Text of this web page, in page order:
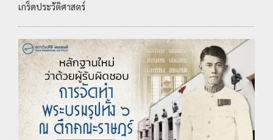
เกร็ดประวัติศาสตร์